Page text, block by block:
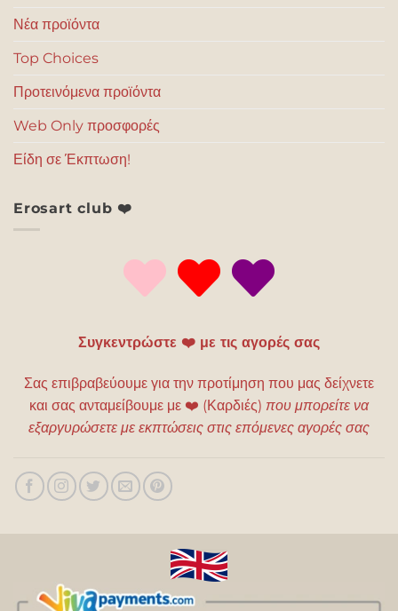
Νέα προϊόντα
Top Choices
Προτεινόμενα προϊόντα
Web Only προσφορές
Είδη σε Έκπτωση!
Erosart club ❤️
Συγκεντρώστε ❤️ με τις αγορές σας
Σας επιβραβεύουμε για την προτίμηση που μας δείχνετε
και σας ανταμείβουμε με ❤️ (Καρδιές) που μπορείτε να
εξαργυρώσετε με εκπτώσεις στις επόμενες αγορές σας